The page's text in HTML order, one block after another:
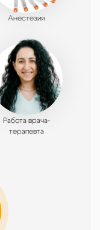
Анестезия
Работа врача-
терапевта